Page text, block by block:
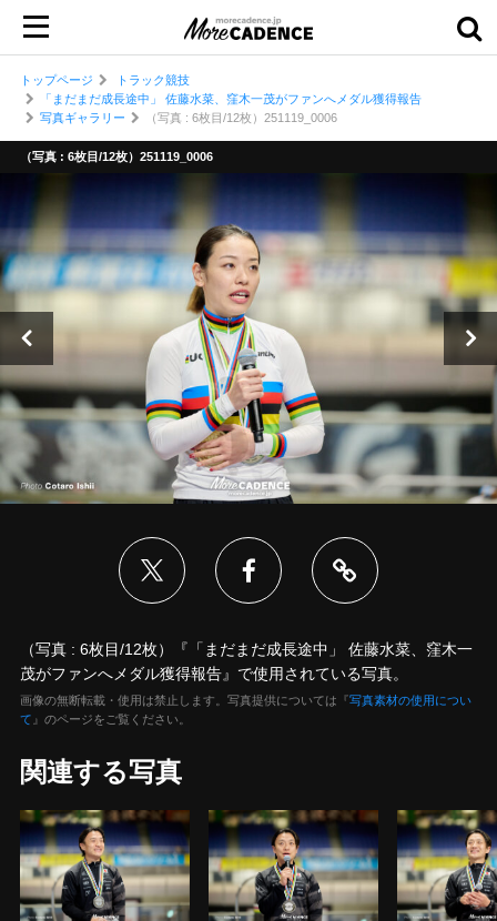
トップページ
トラック競技
「まだまだ成長途中」 佐藤水菜、窪木一茂がファンへメダル獲得報告
写真ギャラリー
（写真 : 6枚目/12枚）251119_0006
（写真 : 6枚目/12枚）251119_0006
（写真 : 6枚目/12枚）『「まだまだ成長途中」 佐藤水菜、窪木一
茂がファンへメダル獲得報告』で使用されている写真。
画像の無断転載・使用は禁止します。写真提供については『写真素材の使用につい
て 』のページをご覧ください。
関連する写真